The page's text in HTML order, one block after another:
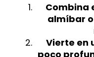
Combina
almíbar
Vierte en
poco